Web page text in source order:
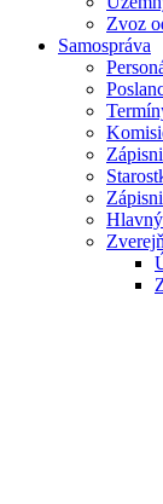
Zvoz
Samospráva